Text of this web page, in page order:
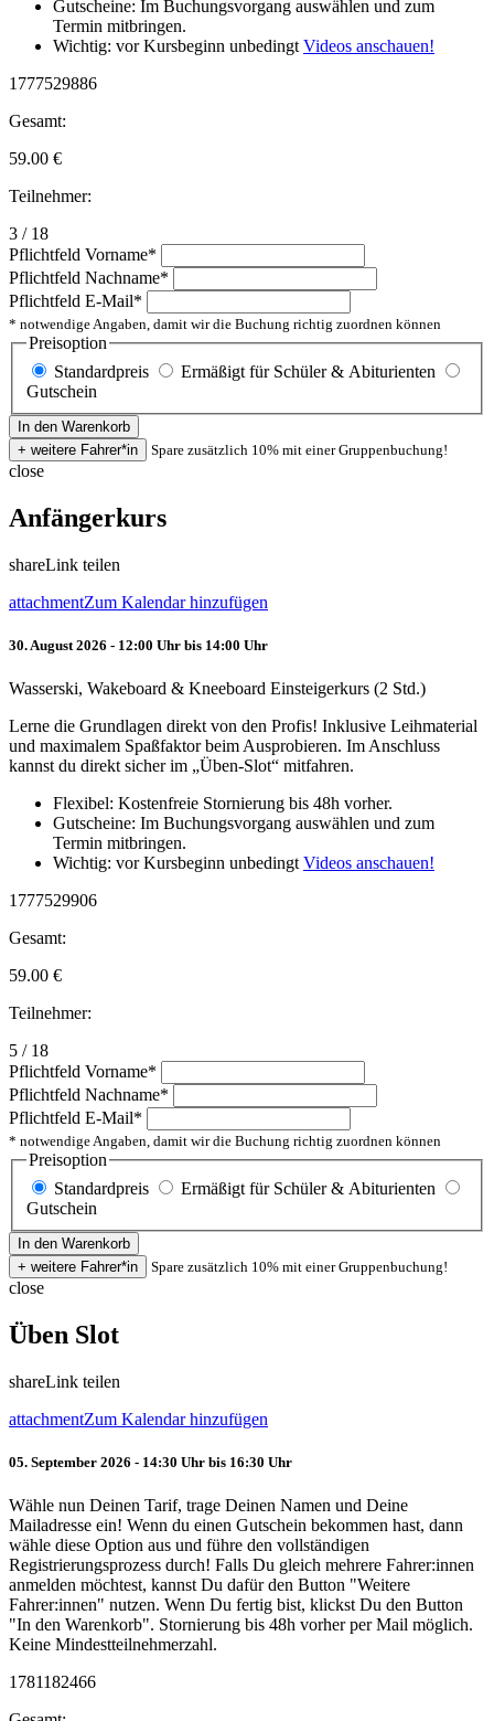
Gutscheine: Im Buchungsvorgang auswählen und zum
Termin mitbringen.
Wichtig: vor Kursbeginn unbedingtVideos anschauen!
1777529886
Gesamt:
59.00 €
Teilnehmer:
3 / 18
Pflichtfeld Vorname*
Pflichtfeld Nachname*
Pflichtfeld E-Mail*
* notwendige Angaben, damit wir die Buchung richtig zuordnen können
Preisoption
Standardpreis
Ermäßigt für Schüler & Abiturienten
Gutschein
Spare zusätzlich 10% mit einer Gruppenbuchung!
close
Anfängerkurs
shareLink teilen
attachmentZum Kalendar hinzufügen
30. August 2026 - 12:00 Uhr bis 14:00 Uhr
Wasserski, Wakeboard & Kneeboard Einsteigerkurs (2 Std.)
Lerne die Grundlagen direkt von den Profis! Inklusive Leihmaterial
und maximalem Spaßfaktor beim Ausprobieren. Im Anschluss
kannst du direkt sicher im „Üben-Slot“ mitfahren.
Flexibel: Kostenfreie Stornierung bis 48h vorher.
Gutscheine: Im Buchungsvorgang auswählen und zum
Termin mitbringen.
Wichtig: vor Kursbeginn unbedingt Videos anschauen!
1777529906
Gesamt:
59.00 €
Teilnehmer:
5 / 18
Pflichtfeld Vorname*
Pflichtfeld Nachname*
Pflichtfeld E-Mail*
* notwendige Angaben, damit wir die Buchung richtig zuordnen können
Preisoption
Standardpreis
Ermäßigt für Schüler & Abiturienten
Gutschein
Spare zusätzlich 10% mit einer Gruppenbuchung!
close
Üben Slot
shareLink teilen
attachmentZum Kalendar hinzufügen
05. September 2026 - 14:30 Uhr bis 16:30 Uhr
Wähle nun Deinen Tarif, trage Deinen Namen und Deine
Mailadresse ein! Wenn du einen Gutschein bekommen hast, dann
wähle diese Option aus und führe den vollständigen
Registrierungsprozess durch! Falls Du gleich mehrere Fahrer:innen
anmelden möchtest, kannst Du dafür den Button "Weitere
Fahrer:innen" nutzen. Wenn Du fertig bist, klickst Du den Button
"In den Warenkorb". Stornierung bis 48h vorher per Mail möglich.
Keine Mindestteilnehmerzahl.
1781182466